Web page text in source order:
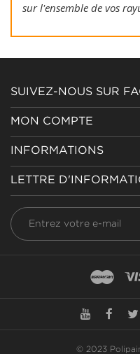
sur l'ensemble de vos
SUIVEZ-NOUS SUR
MON COMPTE
INFORMATIONS
LETTRE
© 2023